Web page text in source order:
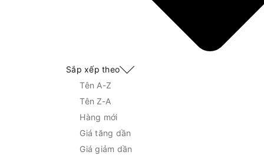
Sắp xếp theo
Tên A-Z
Tên Z-A
Hàng mới
Giá tăng dần
Giá giảm dần